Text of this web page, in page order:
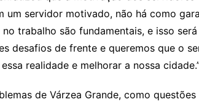
um servidor motivado, não há como
trabalho são fundamentais, e isso
desafios de frente e queremos que o
realidade e melhorar a nossa
de Várzea Grande, como